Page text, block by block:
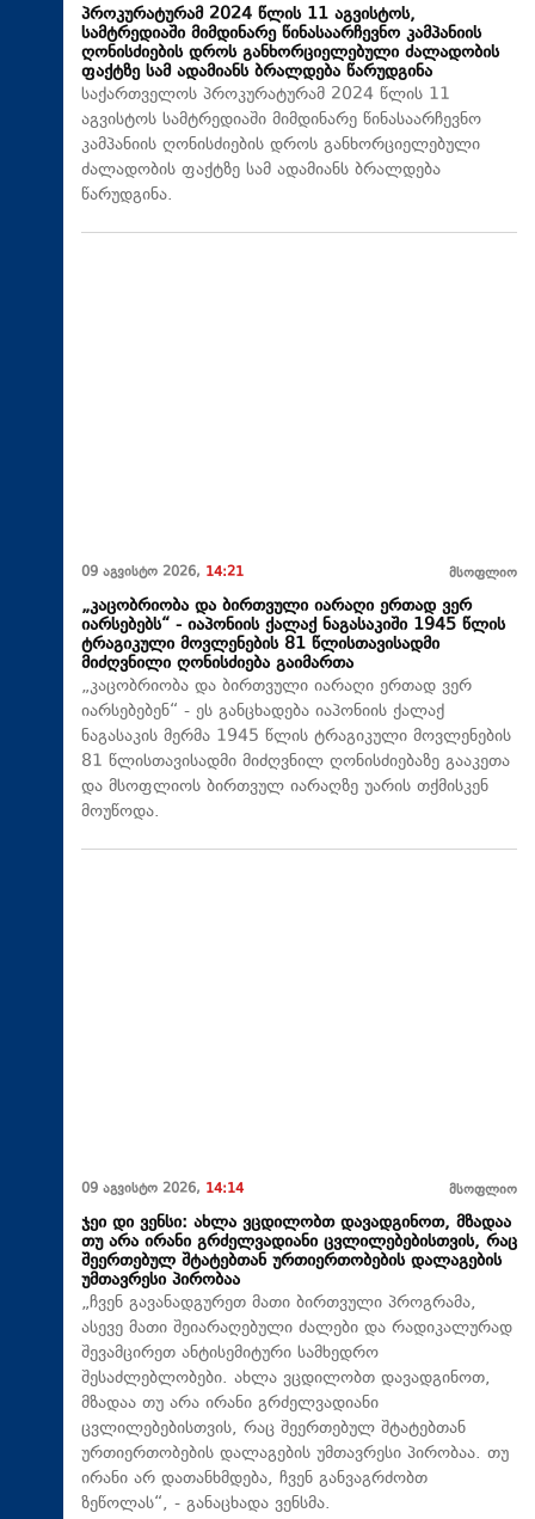
პროკურატურამ 2024 წლის 11 აგვისტოს,
სამტრედიაში მიმდინარე წინასაარჩევნო კამპანიის
ღონისძიების დროს განხორციელებული ძალადობის
ფაქტზე სამ ადამიანს ბრალდება წარუდგინა
საქართველოს პროკურატურამ 2024 წლის 11
აგვისტოს სამტრედიაში მიმდინარე წინასაარჩევნო
კამპანიის ღონისძიების დროს განხორციელებული
ძალადობის ფაქტზე სამ ადამიანს ბრალდება
წარუდგინა.
09 აგვისტო 2026, 14:21 მსოფლიო
„კაცობრიობა და ბირთვული იარაღი ერთად ვერ
იარსებებს“ - იაპონიის ქალაქ ნაგასაკიში 1945 წლის
ტრაგიკული მოვლენების 81 წლისთავისადმი
მიძღვნილი ღონისძიება გაიმართა
„კაცობრიობა და ბირთვული იარაღი ერთად ვერ
იარსებებენ“ - ეს განცხადება იაპონიის ქალაქ
ნაგასაკის მერმა 1945 წლის ტრაგიკული მოვლენების
81 წლისთავისადმი მიძღვნილ ღონისძიებაზე გააკეთა
და მსოფლიოს ბირთვულ იარაღზე უარის თქმისკენ
მოუწოდა.
09 აგვისტო 2026, 14:14 მსოფლიო
ჯეი დი ვენსი: ახლა ვცდილობთ დავადგინოთ, მზადაა
თუ არა ირანი გრძელვადიანი ცვლილებებისთვის, რაც
შეერთებულ შტატებთან ურთიერთობების დალაგების
უმთავრესი პირობაა
„ჩვენ გავანადგურეთ მათი ბირთვული პროგრამა,
ასევე მათი შეიარაღებული ძალები და რადიკალურად
შევამცირეთ ანტისემიტური სამხედრო
შესაძლებლობები. ახლა ვცდილობთ დავადგინოთ,
მზადაა თუ არა ირანი გრძელვადიანი
ცვლილებებისთვის, რაც შეერთებულ შტატებთან
ურთიერთობების დალაგების უმთავრესი პირობაა. თუ
ირანი არ დათანხმდება, ჩვენ განვაგრძობთ
ზეწოლას“, - განაცხადა ვენსმა.